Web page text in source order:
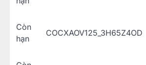
Còn
hạn
COCXAOV125_3H65Z4OD